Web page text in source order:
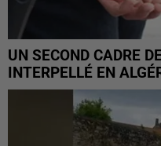
UN SECOND CADRE
INTERPELLÉ EN